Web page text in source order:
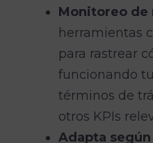
Monitoreo
herramientas
para rastrear
funcionando
términos de
otros KPIs
Adapta